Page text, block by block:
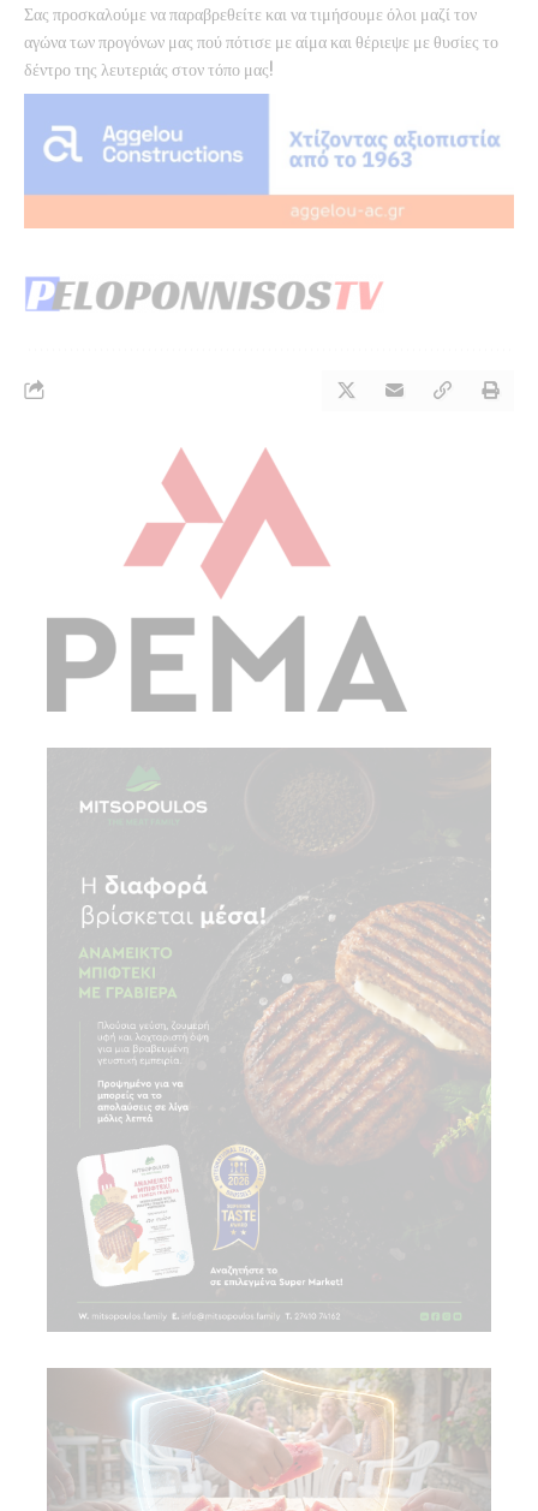
Σας προσκαλούμε να παραβρεθείτε και να τιμήσουμε όλοι μαζί τον
αγώνα των προγόνων μας πού πότισε με αίμα και θέριεψε με θυσίες το
δέντρο της λευτεριάς στον τόπο μας!